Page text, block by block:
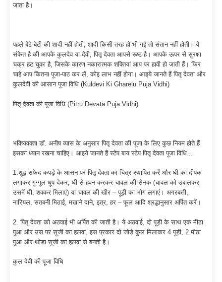
जाता है।
पहले बेटे-बेटी की शादी नहीं होती, शादी किसी तरह हो भी गई तो संतान नहीं होती। ये
संकेत है की आपके कुलदेव या देवी, पितृ देवता आपसे रूष्ट है। आपके ऊपर से सुरक्षा
चक्र हट चुका है, जिसके कारण नकारात्मक शक्तियां आप पर हावी हो जाती हैं। फिर
चाहे आप कितना पूजा-पाठ कर लें, कोइ लाभ नहीं होगा। आइये जानते हैं पितृ देवता और
कुलदेवी की आसान पूजा विधि (Kuldevi Ki Gharelu Puja Vidhi)
पितृ देवता की पूजा विधि (Pitru Devata Puja Vidhi)
भविष्यवक्ता डॉ. अनीष व्यास के अनुसार पितृ देवता की पूजा के लिए कुछ नियम होते हैं
इसका ध्यान रखना चाहिए। आइये जानते हैं स्टेप बाय स्टेप पितृ देवता पूजा विधि ..
1.शुद्ध सफेद कपड़े के आसन पर पितृ देवता का चित्र स्थापित करें और घी का दीपक
लगाकर गुग्गुल धूप देकर, घी से हवन करकर चावल की सेनक (चावल को उबालकर
उसमें घी, शक्कर मिलाएं) या चावल की खीर – पूड़ी का भोग लगाएं। अगरबत्ती,
नारियल, सतबनी मिठाई, मखाने दाने, इत्र, हर – फूल आदि श्रद्धानुसार अर्पित करें।
2. पितृ देवता को अठवाई भी अर्पित की जाती है। ये अठवाई, दो पूड़ी के साथ एक मीठा
पुआ और उस पर सूजी का हलवा, इस प्रकार दो जोड़े कुल मिलाकर 4 पूड़ी, 2 मीठा
पुआ और थोड़ा सूजी का हलवा से बनती है।
कुल देवी की पूजा विधि